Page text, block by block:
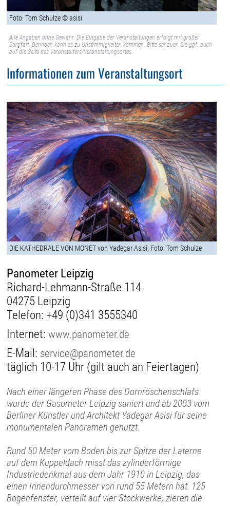
Foto: Tom Schulze © asisi
Alle Angaben ohne Gewähr. Die Eingabe der Veranstaltungen erfolgt mit großer
Sorgfalt. Dennoch kann es zu Unstimmigkeiten kommen. Bitte schauen Sie ggf. auch
auf die Seite des Veranstalters/Veranstaltungsortes.
Informationen zum Veranstaltungsort
DIE KATHEDRALE VON MONET von Yadegar Asisi, Foto: Tom Schulze
Panometer Leipzig
Richard-Lehmann-Straße 114
04275 Leipzig
Telefon: +49 (0)341 3555340
Internet:www.panometer.de
E-Mail: service@panometer.de
täglich 10-17 Uhr (gilt auch an Feiertagen)
Nach einer längeren Phase des Dornröschenschlafs
wurde der Gasometer Leipzig saniert und ab 2003 vom
Berliner Künstler und Architekt Yadegar Asisi für seine
monumentalen Panoramen genutzt.
Rund 50 Meter vom Boden bis zur Spitze der Laterne
auf dem Kuppeldach misst das zylinderförmige
Industriedenkmal aus dem Jahr 1910 in Leipzig, das
einen Innendurchmesser von rund 55 Metern hat. 125
Bogenfenster, verteilt auf vier Stockwerke, zieren die